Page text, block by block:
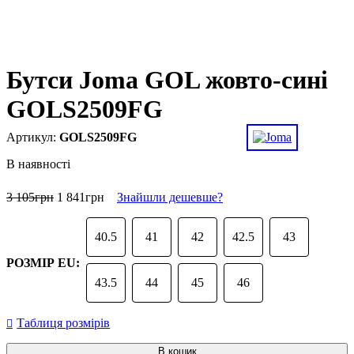
Бутси Joma GOL жовто-сині
GOLS2509FG
GOLS2509FG
В наявності
3 105грн 1 841грн Знайшли дешевше?
РОЗМІР EU:
40.5 41 42 42.5 43
43.5 44 45 46
Таблиця розмірів
В кошик